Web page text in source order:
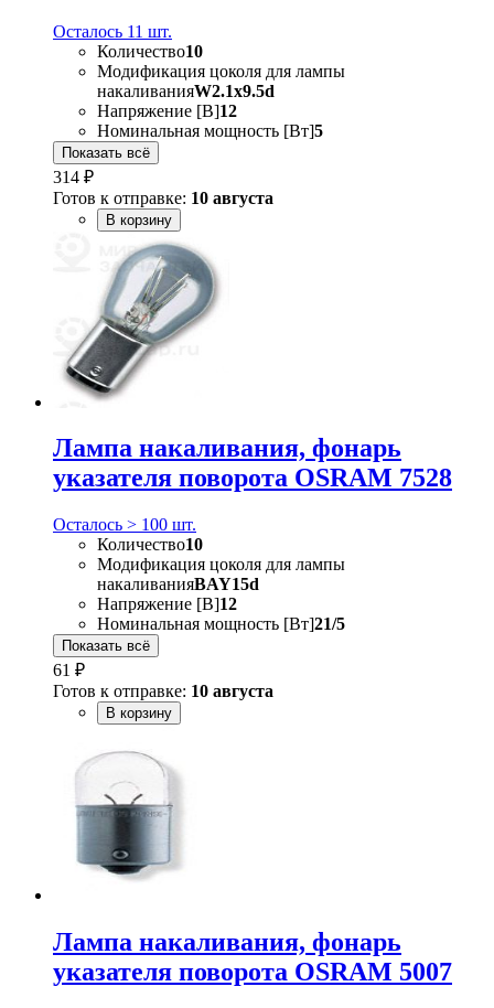
Осталось 11 шт.
Количество10
Модификация цоколя для лампы
накаливанияW2.1x9.5d
Напряжение [В]12
Номинальная мощность [Вт]5
Показать всё
314 ₽
Готов к отправке: 10 августа
В корзину
Лампа накаливания, фонарь
указателя поворота OSRAM 7528
Осталось > 100 шт.
Количество10
Модификация цоколя для лампы
накаливанияBAY15d
Напряжение [В]12
Номинальная мощность [Вт]21/5
Показать всё
61 ₽
Готов к отправке: 10 августа
В корзину
Лампа накаливания, фонарь
указателя поворота OSRAM 5007